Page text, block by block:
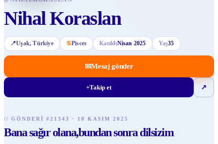
Nihal Koraslan
📍Uşak, Türkiye ♋Pisces KatıldıNisan 2025 Yaş35
✉Mesaj gönder
+Takip et ↗
// GÖNDERI #21343 · 10 KASIM 2025
Bana sağır olana,bundan sonra dilsizim